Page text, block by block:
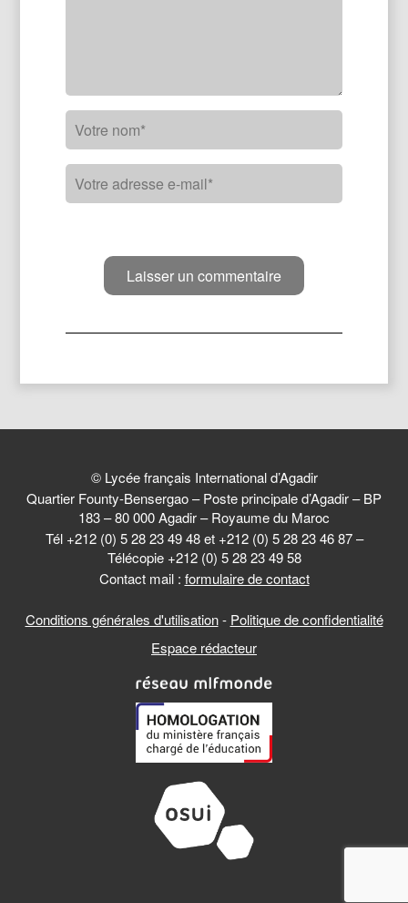
© Lycée français International d’Agadir
Quartier Founty-Bensergao – Poste principale d’Agadir – BP
183 – 80 000 Agadir – Royaume du Maroc
Tél +212 (0) 5 28 23 49 48 et +212 (0) 5 28 23 46 87 –
Télécopie +212 (0) 5 28 23 49 58
Contact mail : formulaire de contact
Conditions générales d'utilisation- Politique de confidentialité
Espace rédacteur